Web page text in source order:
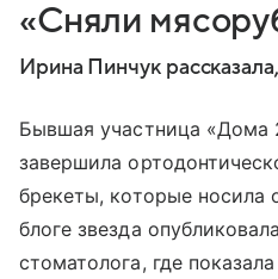
«Сняли
Ирина Пинчук
Бывшая участница «Дома
завершила
брекеты, которые носила
блоге звезда
стоматолога, где